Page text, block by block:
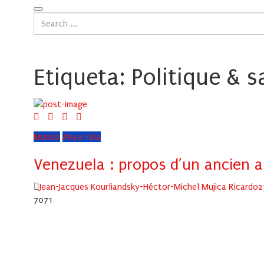
Etiqueta: Politique &
Mundo Abya Yala
Venezuela : propos d’un ancien
Author
Jean-Jacques Kourliandsky-Héctor-Michel Mujica Ricardo
7071